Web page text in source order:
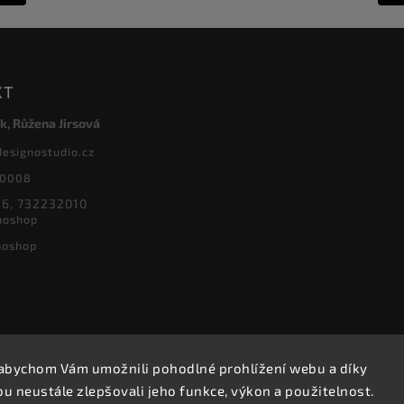
Vám umožnili pohodlné prohlížení webu a díky
neustále zlepšovali jeho funkce, výkon a použitelnost.
Růžena Jirsová
732232010
Copyright 2026Designoshop. Všechna práva vyhrazena.
Upravit nastavení cookies